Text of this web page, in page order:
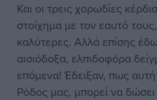
Και οι τρεις χορωδίες
στοίχημα με τον εαυτό
καλύτερες. Αλλά επίσης
αισιόδοξα, ελπιδοφόρα
επόμενα! Έδειξαν, πως
Ρόδος μας, μπορεί να